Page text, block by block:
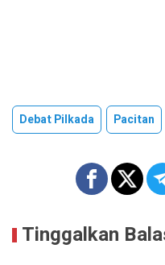
Debat Pilkada Pacitan
Tinggalkan